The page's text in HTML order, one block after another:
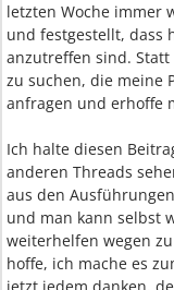
letzten Woche immer
und festgestellt, dass
anzutreffen sind.
zu suchen, die meine
anfragen und erhoffe
Ich halte diesen
anderen Threads
aus den
und man kann selbst
weiterhelfen wegen
hoffe, ich mache es